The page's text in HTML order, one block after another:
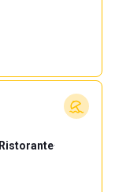
Ristorante·